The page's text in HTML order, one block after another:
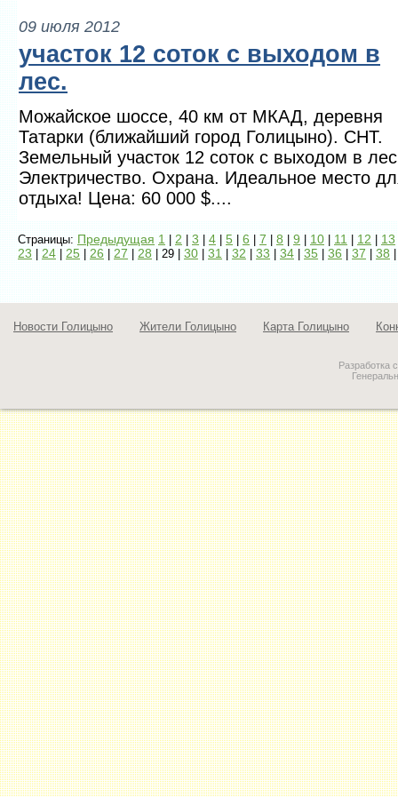
09 июля 2012
участок 12 соток с выходом в
лес.
Можайское шоссе, 40 км от МКАД, деревня
Татарки (ближайший город Голицыно). СНТ.
Земельный участок 12 соток с выходом в
Электричество. Охрана. Идеальное место
отдыха! Цена: 60 000 $....
Страницы: Предыдущая 1 | 2 |3|4|5|6| 7 |8 |9|10 |11 | 12|13
23 | 24|25| 26| 27|28| 29 |30|31 |32| 33|34| 35|36 |37|38
Новости Голицыно Жители Голицыно Карта Голицыно
Разработка